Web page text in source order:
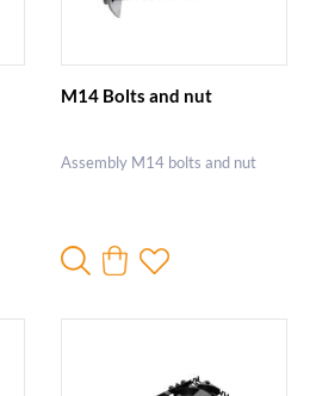
M14 Bolts and nut
Assembly M14 bolts and nut